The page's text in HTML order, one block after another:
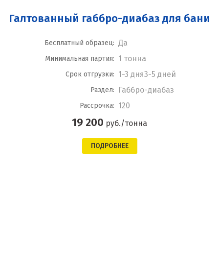
Галтованный габбро-диабаз для бани
Бесплатный образец: Да
Минимальная партия: 1 тонна
Срок отгрузки: 1-3 дня3-5 дней
Раздел: Габбро-диабаз
Рассрочка: 120
19 200 руб./тонна
ПОДРОБНЕЕ